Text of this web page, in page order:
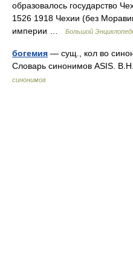
образовалось государство
1526 1918 Чехии (без
империи …
Большой
богемия — сущ., кол во
Словарь синонимов ASIS.
синонимов